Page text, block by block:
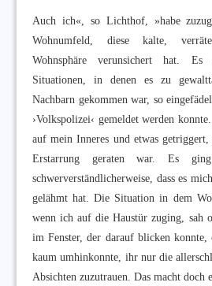
Auch ich«, so Lichthof, »habe
Wohnumfeld, diese kalte,
Wohnsphäre verunsichert hat. Es
Situationen, in denen es zu
Nachbarn gekommen war, so
›Volkspolizei‹ gemeldet werden
auf mein Inneres und etwas
Erstarrung geraten war. Es
schwerverständlicherweise, dass es
gelähmt hat. Die Situation in dem
wenn ich auf die Haustür zuging, sah
im Fenster, der darauf blicken
kaum umhinkonnte, ihr nur die
Absichten zuzutrauen. Das macht doch